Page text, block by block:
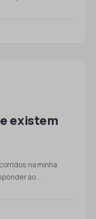
existem
na minha
ao…